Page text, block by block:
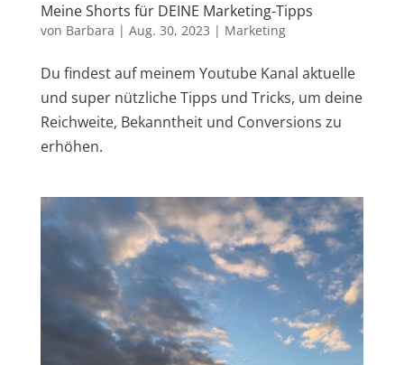
Meine Shorts für DEINE Marketing-Tipps
von Barbara | Aug. 30, 2023 | Marketing
Du findest auf meinem Youtube Kanal aktuelle
und super nützliche Tipps und Tricks, um deine
Reichweite, Bekanntheit und Conversions zu
erhöhen.